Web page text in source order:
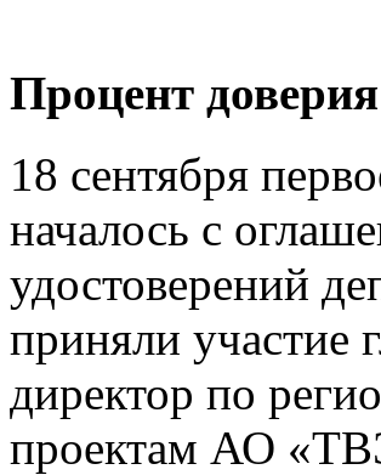
Процент доверия
18 сентября
началось с
удостоверений
приняли участие
директор по
проектам АО